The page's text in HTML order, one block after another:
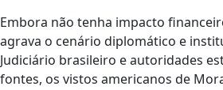
Embora não tenha impacto
agrava o cenário diplomático e
Judiciário brasileiro e autoridades
fontes, os vistos americanos de